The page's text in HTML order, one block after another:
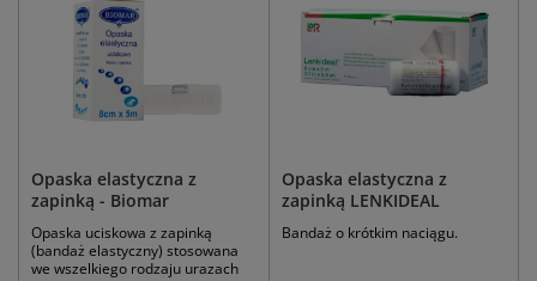
Opaska elastyczna z
zapinką - Biomar
Opaska uciskowa z zapinką
(bandaż elastyczny) stosowana
we wszelkiego rodzaju urazach
Opaska elastyczna z
zapinką LENKIDEAL
Bandaż o krótkim naciągu.